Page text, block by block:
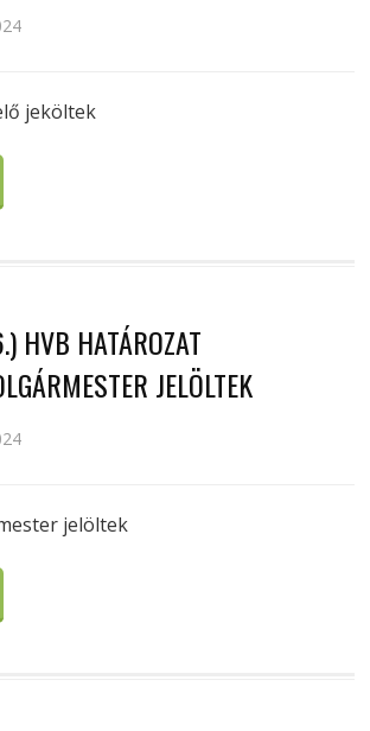
jeköltek
HVB HATÁROZAT
JELÖLTEK
jelöltek